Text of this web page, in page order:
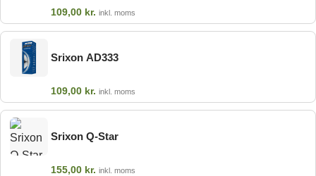
109,00 kr. inkl. moms
Srixon AD333
109,00 kr. inkl. moms
Srixon Q-Star
155,00 kr. inkl. moms